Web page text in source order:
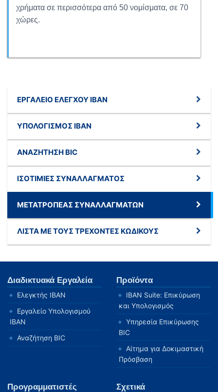
χρήματα σε περισσότερα από 50 νομίσματα, σε 70
χώρες.
ΕΡΓΑΛΕΊΟ ΕΛΈΓΧΟΥ IBAN
ΥΠΟΛΟΓΙΣΜΌΣ IBAN
ΑΝΑΖΉΤΗΣΗ BIC
ΙΣΟΤΙΜΊΕΣ ΣΥΝΑΛΛΆΓΜΑΤΟΣ
ΜΕΤΑΤΡΟΠΈΑΣ ΣΥΝΑΛΛΑΓΜΆΤΩΝ
ΛΊΣΤΑ ΜΕ ΤΟΥΣ ΤΡΈΧΟΝΤΕΣ ΚΩΔΙΚΟΎΣ
Διαδικτυακά Εργαλεία
Ελεγκτής IBAN
Εργαλείο Υπολογισμού
IBAN
Αναζήτηση BIC
Προϊόντα
IBAN Suite: Επικύρωση
και Υπολογισμός
Υπηρεσία Επικύρωσης
BIC
Αίτημα για Δοκιμαστική
Πρόσβαση
Προγραμματιστές Σχετικά